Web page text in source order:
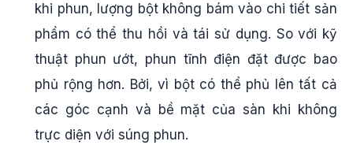
khi phun, lượng bột không bám vào chi tiết sản
phẩm có thể thu hồi và tái sử dụng. So với kỹ
thuật phun ướt, phun tĩnh điện đặt được bao
phủ rộng hơn. Bởi, vì bột có thể phủ lên tất cả
các góc cạnh và bề mặt của sàn khi không
trực diện với súng phun.